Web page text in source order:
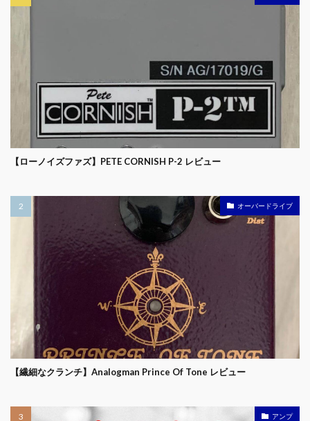
【ローノイズファズ】PETE CORNISH P-2 レビュー
オーバードライブ
【繊細なクランチ】Analogman Prince Of Tone レビュー
アンプ